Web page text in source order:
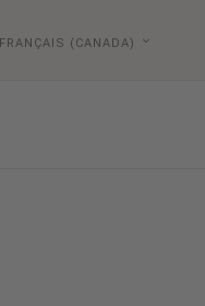
FRANÇAIS (CANADA)